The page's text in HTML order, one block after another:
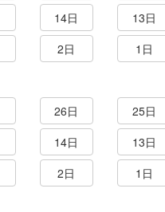
14日 13日
2日 1日
26日 25日
14日 13日
2日 1日